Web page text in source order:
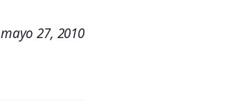
mayo 27, 2010